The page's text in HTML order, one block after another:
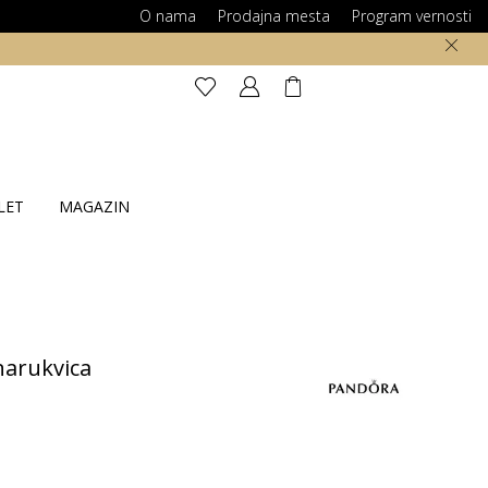
O nama Prodajna mesta Program vernosti
MAGAZIN